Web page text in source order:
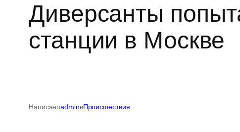
Диверсанты
станции в Москве
НаписаноadminвПроисшествия